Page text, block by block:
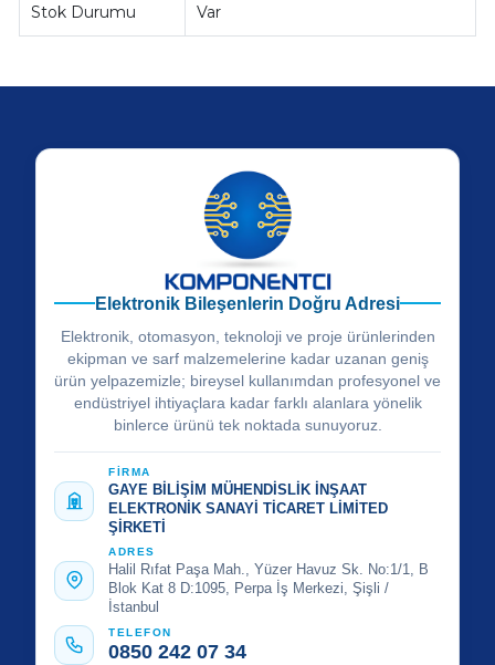
Stok Durumu Var
Elektronik Bileşenlerin Doğru Adresi
Elektronik, otomasyon, teknoloji ve proje ürünlerinden
ekipman ve sarf malzemelerine kadar uzanan geniş
ürün yelpazemizle; bireysel kullanımdan profesyonel ve
endüstriyel ihtiyaçlara kadar farklı alanlara yönelik
binlerce ürünü tek noktada sunuyoruz.
FİRMA
GAYE BİLİŞİM MÜHENDİSLİK İNŞAAT
ELEKTRONİK SANAYİ TİCARET LİMİTED
ŞİRKETİ
ADRES
Halil Rıfat Paşa Mah., Yüzer Havuz Sk. No:1/1, B
Blok Kat 8 D:1095, Perpa İş Merkezi, Şişli /
İstanbul
TELEFON
0850 242 07 34